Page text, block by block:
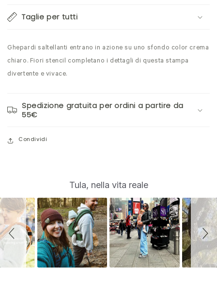
Taglie per tutti
Ghepardi saltellanti entrano in azione su uno sfondo color crema
chiaro. Fiori stencil completano i dettagli di questa stampa
divertente e vivace.
Spedizione gratuita per ordini a partire da
55€
Condividi
i
d
e
s
h
o
Tula, nella vita reale